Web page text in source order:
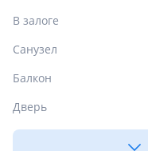
В залоге
Санузел
Балкон
Дверь